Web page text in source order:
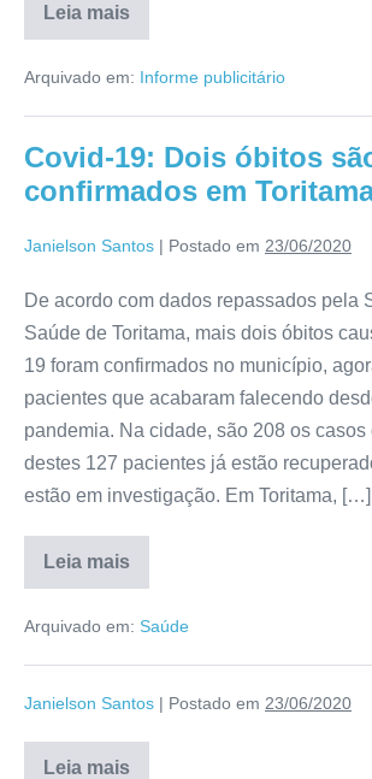
Leia mais
Arquivado em: Informe publicitário
Covid-19: Dois óbitos
confirmados em
Janielson Santos | Postado em 23/06/2020
De acordo com dados repassados pela
Saúde de Toritama, mais dois óbitos
19 foram confirmados no município,
pacientes que acabaram falecendo
pandemia. Na cidade, são 208 os casos
destes 127 pacientes já estão
estão em investigação. Em Toritama, […]
Leia mais
Arquivado em: Saúde
Janielson Santos | Postado em 23/06/2020
Leia mais